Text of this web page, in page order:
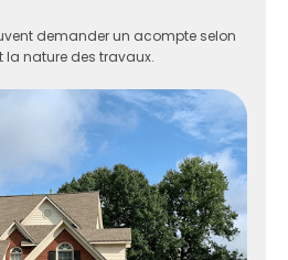
demander un acompte selon
nature des travaux.